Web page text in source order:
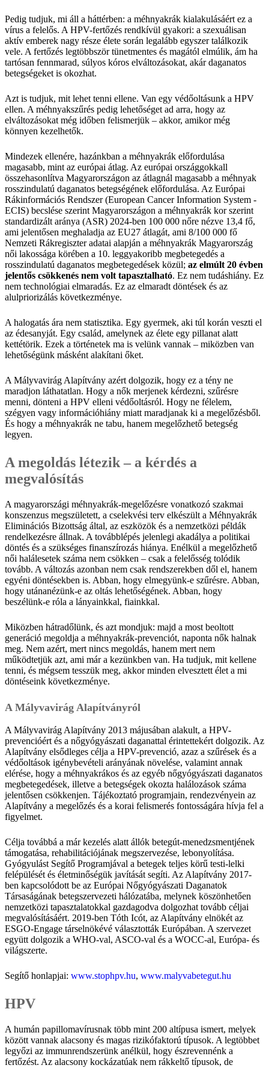
Pedig tudjuk, mi áll a háttérben: a méhnyakrák kialakulásáért ez a
vírus a felelős. A HPV-fertőzés rendkívül gyakori: a szexuálisan
aktív emberek nagy része élete során legalább egyszer találkozik
vele. A fertőzés legtöbbször tünetmentes és magától elmúlik, ám ha
tartósan fennmarad, súlyos kóros elváltozásokat, akár daganatos
betegségeket is okozhat.
Azt is tudjuk, mit lehet tenni ellene. Van egy védőoltásunk a HPV
ellen. A méhnyakszűrés pedig lehetőséget ad arra, hogy az
elváltozásokat még időben felismerjük – akkor, amikor még
könnyen kezelhetők.
Mindezek ellenére, hazánkban a méhnyakrák előfordulása
magasabb, mint az európai átlag. Az európai országgokkall
összehasonlítva Magyarországon az átlagnál magasabb a méhnyak
rosszindulatú daganatos betegségének előfordulása. Az Európai
Rákinformációs Rendszer (European Cancer Information System -
ECIS) becslése szerint Magyarországon a méhnyakrák kor szerint
standardizált aránya (ASR) 2024-ben 100 000 nőre nézve 13,4 fő,
ami jelentősen meghaladja az EU27 átlagát, ami 8/100 000 fő
Nemzeti Rákregiszter adatai alapján a méhnyakrák Magyarország
női lakossága körében a 10. leggyakoribb megbetegedés a
rosszindulatú daganatos megbetegedések közül; az elmúlt 20 évben
jelentős csökkenés nem volt tapasztalható. Ez nem tudáshiány. Ez
nem technológiai elmaradás. Ez az elmaradt döntések és az
alulpriorizálás következménye.
A halogatás ára nem statisztika. Egy gyermek, aki túl korán veszti el
az édesanyját. Egy család, amelynek az élete egy pillanat alatt
kettétörik. Ezek a történetek ma is velünk vannak – miközben van
lehetőségünk másként alakítani őket.
A Mályvavirág Alapítvány azért dolgozik, hogy ez a tény ne
maradjon láthatatlan. Hogy a nők merjenek kérdezni, szűrésre
menni, dönteni a HPV elleni védőoltásról. Hogy ne félelem,
szégyen vagy információhiány miatt maradjanak ki a megelőzésből.
És hogy a méhnyakrák ne tabu, hanem megelőzhető betegség
legyen.
A megoldás létezik – a kérdés a
megvalósítás
A magyarországi méhnyakrák-megelőzésre vonatkozó szakmai
konszenzus megszületett, a cselekvési terv elkészült a Méhnyakrák
Eliminációs Bizottság által, az eszközök és a nemzetközi példák
rendelkezésre állnak. A továbblépés jelenlegi akadálya a politikai
döntés és a szükséges finanszírozás hiánya. Enélkül a megelőzhető
női halálesetek száma nem csökken – csak a felelősség tolódik
tovább. A változás azonban nem csak rendszerekben dől el, hanem
egyéni döntésekben is. Abban, hogy elmegyünk-e szűrésre. Abban,
hogy utánanézünk-e az oltás lehetőségének. Abban, hogy
beszélünk-e róla a lányainkkal, fiainkkal.
Miközben hátradőlünk, és azt mondjuk: majd a most beoltott
generáció megoldja a méhnyakrák-prevenciót, naponta nők halnak
meg. Nem azért, mert nincs megoldás, hanem mert nem
működtetjük azt, ami már a kezünkben van. Ha tudjuk, mit kellene
tenni, és mégsem tesszük meg, akkor minden elvesztett élet a mi
döntéseink következménye.
A Mályvavirág Alapítványról
A Mályvavirág Alapítvány 2013 májusában alakult, a HPV-
prevencióért és a nőgyógyászati daganattal érintettekért dolgozik. Az
Alapítvány elsődleges célja a HPV-prevenció, azaz a szűrések és a
védőoltások igénybevételi arányának növelése, valamint annak
elérése, hogy a méhnyakrákos és az egyéb nőgyógyászati daganatos
megbetegedések, illetve a betegségek okozta halálozások száma
jelentősen csökkenjen. Tájékoztató programjain, rendezvényein az
Alapítvány a megelőzés és a korai felismerés fontosságára hívja fel a
figyelmet.
Célja továbbá a már kezelés alatt állók betegút-menedzsmentjének
támogatása, rehabilitációjának megszervezése, lebonyolítása.
Gyógyulást Segítő Programjával a betegek teljes körű testi-lelki
felépülését és életminőségük javítását segíti. Az Alapítvány 2017-
ben kapcsolódott be az Európai Nőgyógyászati Daganatok
Társaságának betegszervezeti hálózatába, melynek köszönhetően
nemzetközi tapasztalatokkal gazdagodva dolgozhat tovább céljai
megvalósításáért. 2019-ben Tóth Icót, az Alapítvány elnökét az
ESGO-Engage társelnökévé választották Európában. A szervezet
együtt dolgozik a WHO-val, ASCO-val és a WOCC-al, Európa- és
világszerte.
Segítő honlapjai: www.stophpv.hu, www.malyvabetegut.hu
HPV
A humán papillomavírusnak több mint 200 altípusa ismert, melyek
között vannak alacsony és magas rizikófaktorú típusok. A legtöbbet
legyőzi az immunrendszerünk anélkül, hogy észrevennénk a
fertőzést. Az alacsony kockázatúak nem rákkeltő típusok, de